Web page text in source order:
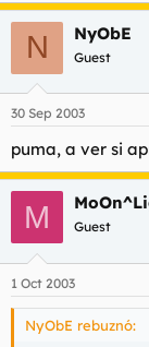
N NyObE
Guest
30 Sep 2003
puma, a ver si
M Guest
1 Oct 2003
NyObE rebuznó: